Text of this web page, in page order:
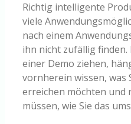
Richtig intelligente
viele
nach einem
ihn nicht zufällig finden.
einer Demo ziehen,
vornherein wissen, was
erreichen möchten und
müssen, wie Sie das